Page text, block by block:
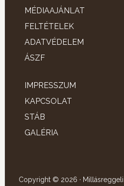
MÉDIAAJÁNLAT
FELTÉTELEK
ADATVÉDELEM
ÁSZF
IMPRESSZUM
KAPCSOLAT
STÁB
GALÉRIA
Copyright © 2026 · Millásreggeli